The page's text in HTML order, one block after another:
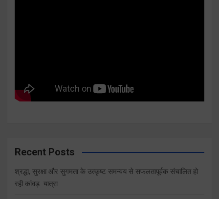
Recent Posts
श्रद्धा, सुरक्षा और सुगमता के उत्कृष्ट समन्वय से सफलतापूर्वक संचालित हो
रही कांवड़ यात्रा